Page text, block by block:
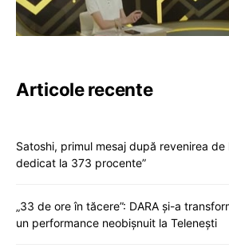
Articole recente
Satoshi, primul mesaj după revenirea de
dedicat la 373 procente”
„33 de ore în tăcere”: DARA și-a
un performance neobișnuit la Telenești